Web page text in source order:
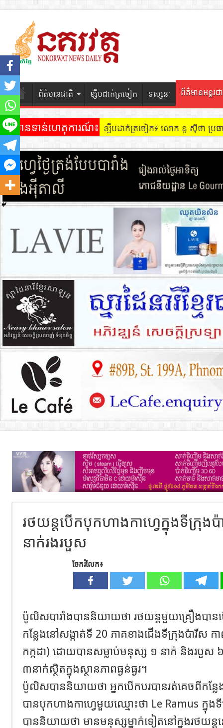
ព័ត៌មានជាតិ ខ្សឹបដាក់ត្រចៀក ទស្សនៈ ព័ត៌មានអន្តរជ
ព័ត៌មានទាន់ហេតុការណ៍៖ ខ្សឹបដាក់ត្រចៀក ៖ អគារ Sky 31
រថយន្តបើកបុកហាងកាហ្វេក្នុងទីក្រុង
នាក់រងរបួស
ចែករំលែក៖
ប៉ូលិសបារាំងបាននិយាយថា រថយន្តមួយគ្រឿងបាន
កន្លែងនៅសង្កាត់ទី 20 ភាគខាងជើងទីក្រុងប៉ារីស
កក្កដា) ដោយបានសម្លាប់មនុស្ស ១ នាក់ និងរបួស
៣នាក់ស្ថិតក្នុងស្ថានភាពធ្ងន់ធ្ងរ។
ប៉ូលិសបាននិយាយថា អ្នកបើកបរបានរត់គេចពីកន្លែ
បានបុកហាងកាហ្វេមួយឈ្មោះថា Le Ramus ក្នុ
បាននិយាយថា មានមនុស្សម្នាក់ទៀតនៅក្នុងរថយន្ត